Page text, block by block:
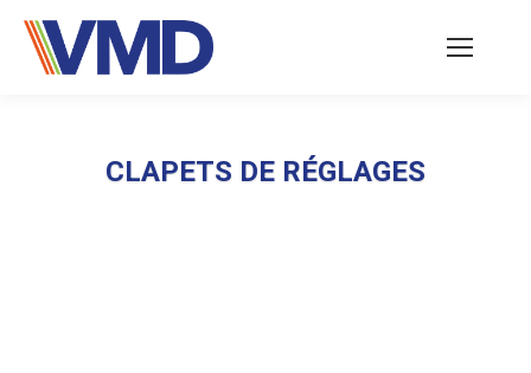
CLAPETS DE RÉGLAGES